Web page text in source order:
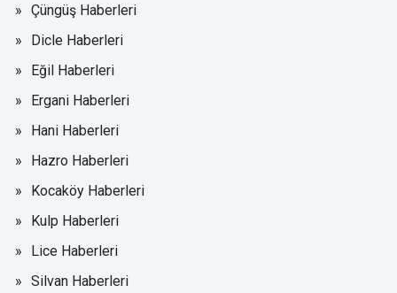
Çüngüş Haberleri
Dicle Haberleri
Eğil Haberleri
Ergani Haberleri
Hani Haberleri
Hazro Haberleri
Kocaköy Haberleri
Kulp Haberleri
Lice Haberleri
Silvan Haberleri